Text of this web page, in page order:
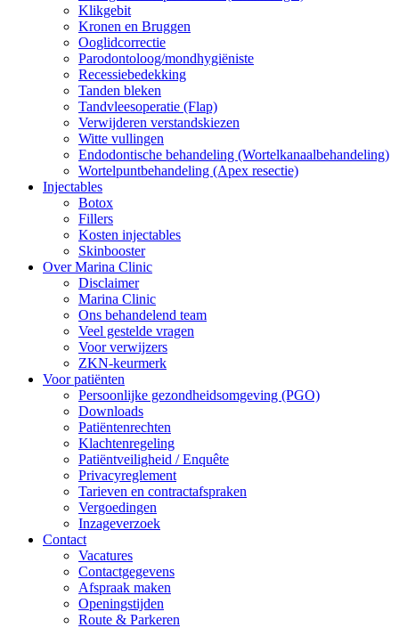
Klikgebit
Kronen en Bruggen
Ooglidcorrectie
Parodontoloog/mondhygiëniste
Recessiebedekking
Tanden bleken
Tandvleesoperatie (Flap)
Verwijderen verstandskiezen
Witte vullingen
Endodontische behandeling (Wortelkanaalbehandeling)
Wortelpuntbehandeling (Apex resectie)
Injectables
Botox
Fillers
Kosten injectables
Skinbooster
Over Marina Clinic
Disclaimer
Marina Clinic
Ons behandelend team
Veel gestelde vragen
Voor verwijzers
ZKN-keurmerk
Voor patiënten
Persoonlijke gezondheidsomgeving (PGO)
Downloads
Patiëntenrechten
Klachtenregeling
Patiëntveiligheid / Enquête
Privacyreglement
Tarieven en contractafspraken
Vergoedingen
Inzageverzoek
Contact
Vacatures
Contactgegevens
Afspraak maken
Openingstijden
Route & Parkeren